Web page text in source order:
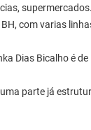
supermercados.
com varias
Dias Bicalho é
parte já